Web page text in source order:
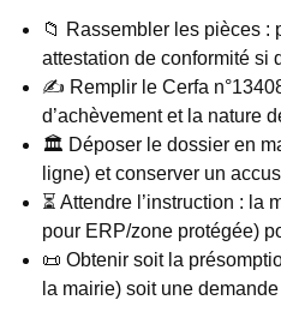
📁 Rassembler les pièces :
attestation de conformité si
✍️ Remplir le Cerfa
d’achèvement et la nature
🏛️ Déposer le dossier en
ligne) et conserver un
⏳ Attendre l’instruction : la
pour ERP/zone protégée)
📜 Obtenir soit la
la mairie) soit une